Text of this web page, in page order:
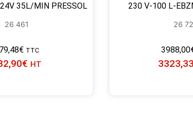
35L/MIN PRESSOL
26 461
€ TTC
€ HT
230 V-100 L-
26
3988,00
3323,33